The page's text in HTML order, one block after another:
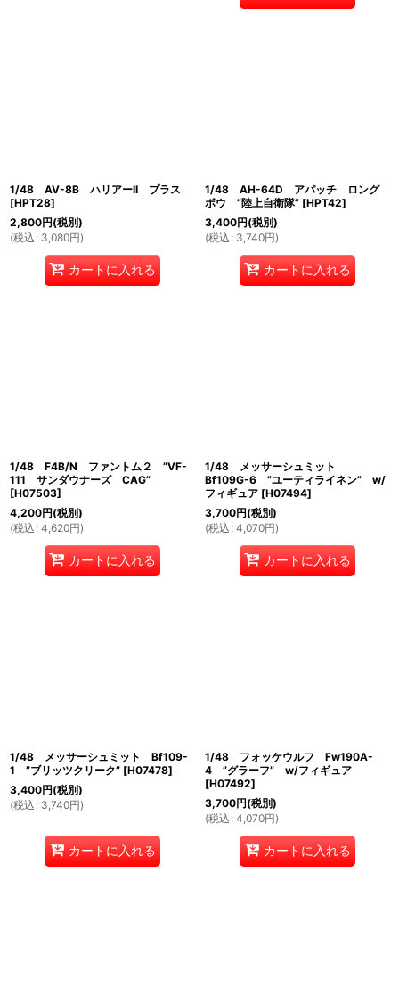
1/48 AV-8B ハリアーII プラス
[HPT28]
2,800円(税別)
(税込 : 3,080円)
カートに入れる
1/48 AH-64D アパッチ ロング
ボウ ”陸上自衛隊” [HPT42]
3,400円(税別)
(税込 : 3,740円)
カートに入れる
1/48 F4B/N ファントム２ ”VF-
111 サンダウナーズ CAG”
[H07503]
4,200円(税別)
(税込 : 4,620円)
カートに入れる
1/48 メッサーシュミット
Bf109G-6 ”ユーティライネン” w/
フィギュア [H07494]
3,700円(税別)
(税込 : 4,070円)
カートに入れる
1/48 メッサーシュミット Bf109-
1 ”ブリッツクリーク” [H07478]
3,400円(税別)
(税込 : 3,740円)
カートに入れる
1/48 フォッケウルフ Fw190A-
4 ”グラーフ” w/フィギュア
[H07492]
3,700円(税別)
(税込 : 4,070円)
カートに入れる